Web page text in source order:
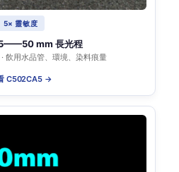
5× 靈敏度
mm 長光程
飲用水品管、環境、染料痕量
C502CA5 →